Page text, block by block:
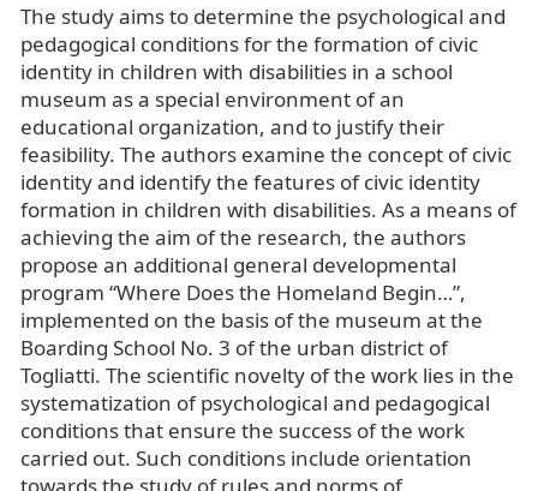
The study aims to determine the psychological and
pedagogical conditions for the formation of civic
identity in children with disabilities in a school
museum as a special environment of an
educational organization, and to justify their
feasibility. The authors examine the concept of civic
identity and identify the features of civic identity
formation in children with disabilities. As a means of
achieving the aim of the research, the authors
propose an additional general developmental
program “Where Does the Homeland Begin…”,
implemented on the basis of the museum at the
Boarding School No. 3 of the urban district of
Togliatti. The scientific novelty of the work lies in the
systematization of psychological and pedagogical
conditions that ensure the success of the work
carried out. Such conditions include orientation